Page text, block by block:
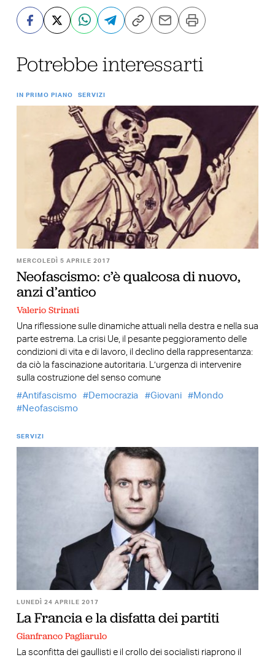
Potrebbe interessarti
IN PRIMO PIANO SERVIZI
MERCOLEDÌ 5 APRILE 2017
Neofascismo: c’è qualcosa di nuovo,
anzi d’antico
Valerio Strinati
Una riflessione sulle dinamiche attuali nella destra e nella sua
parte estrema. La crisi Ue, il pesante peggioramento delle
condizioni di vita e di lavoro, il declino della rappresentanza:
da ciò la fascinazione autoritaria. L’urgenza di intervenire
sulla costruzione del senso comune
Antifascismo
Democrazia Giovani
Mondo
Neofascismo
SERVIZI
LUNEDÌ 24 APRILE 2017
La Francia e la disfatta dei partiti
Gianfranco Pagliarulo
La sconfitta dei gaullisti e il crollo dei socialisti riaprono il